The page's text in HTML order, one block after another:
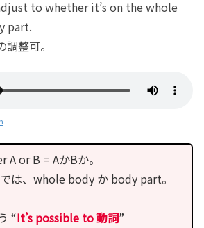
to whether it’s on the whole
part.
整可。
A or B = AかBか。
は、whole body か body part。
“It’s possible to 動詞”